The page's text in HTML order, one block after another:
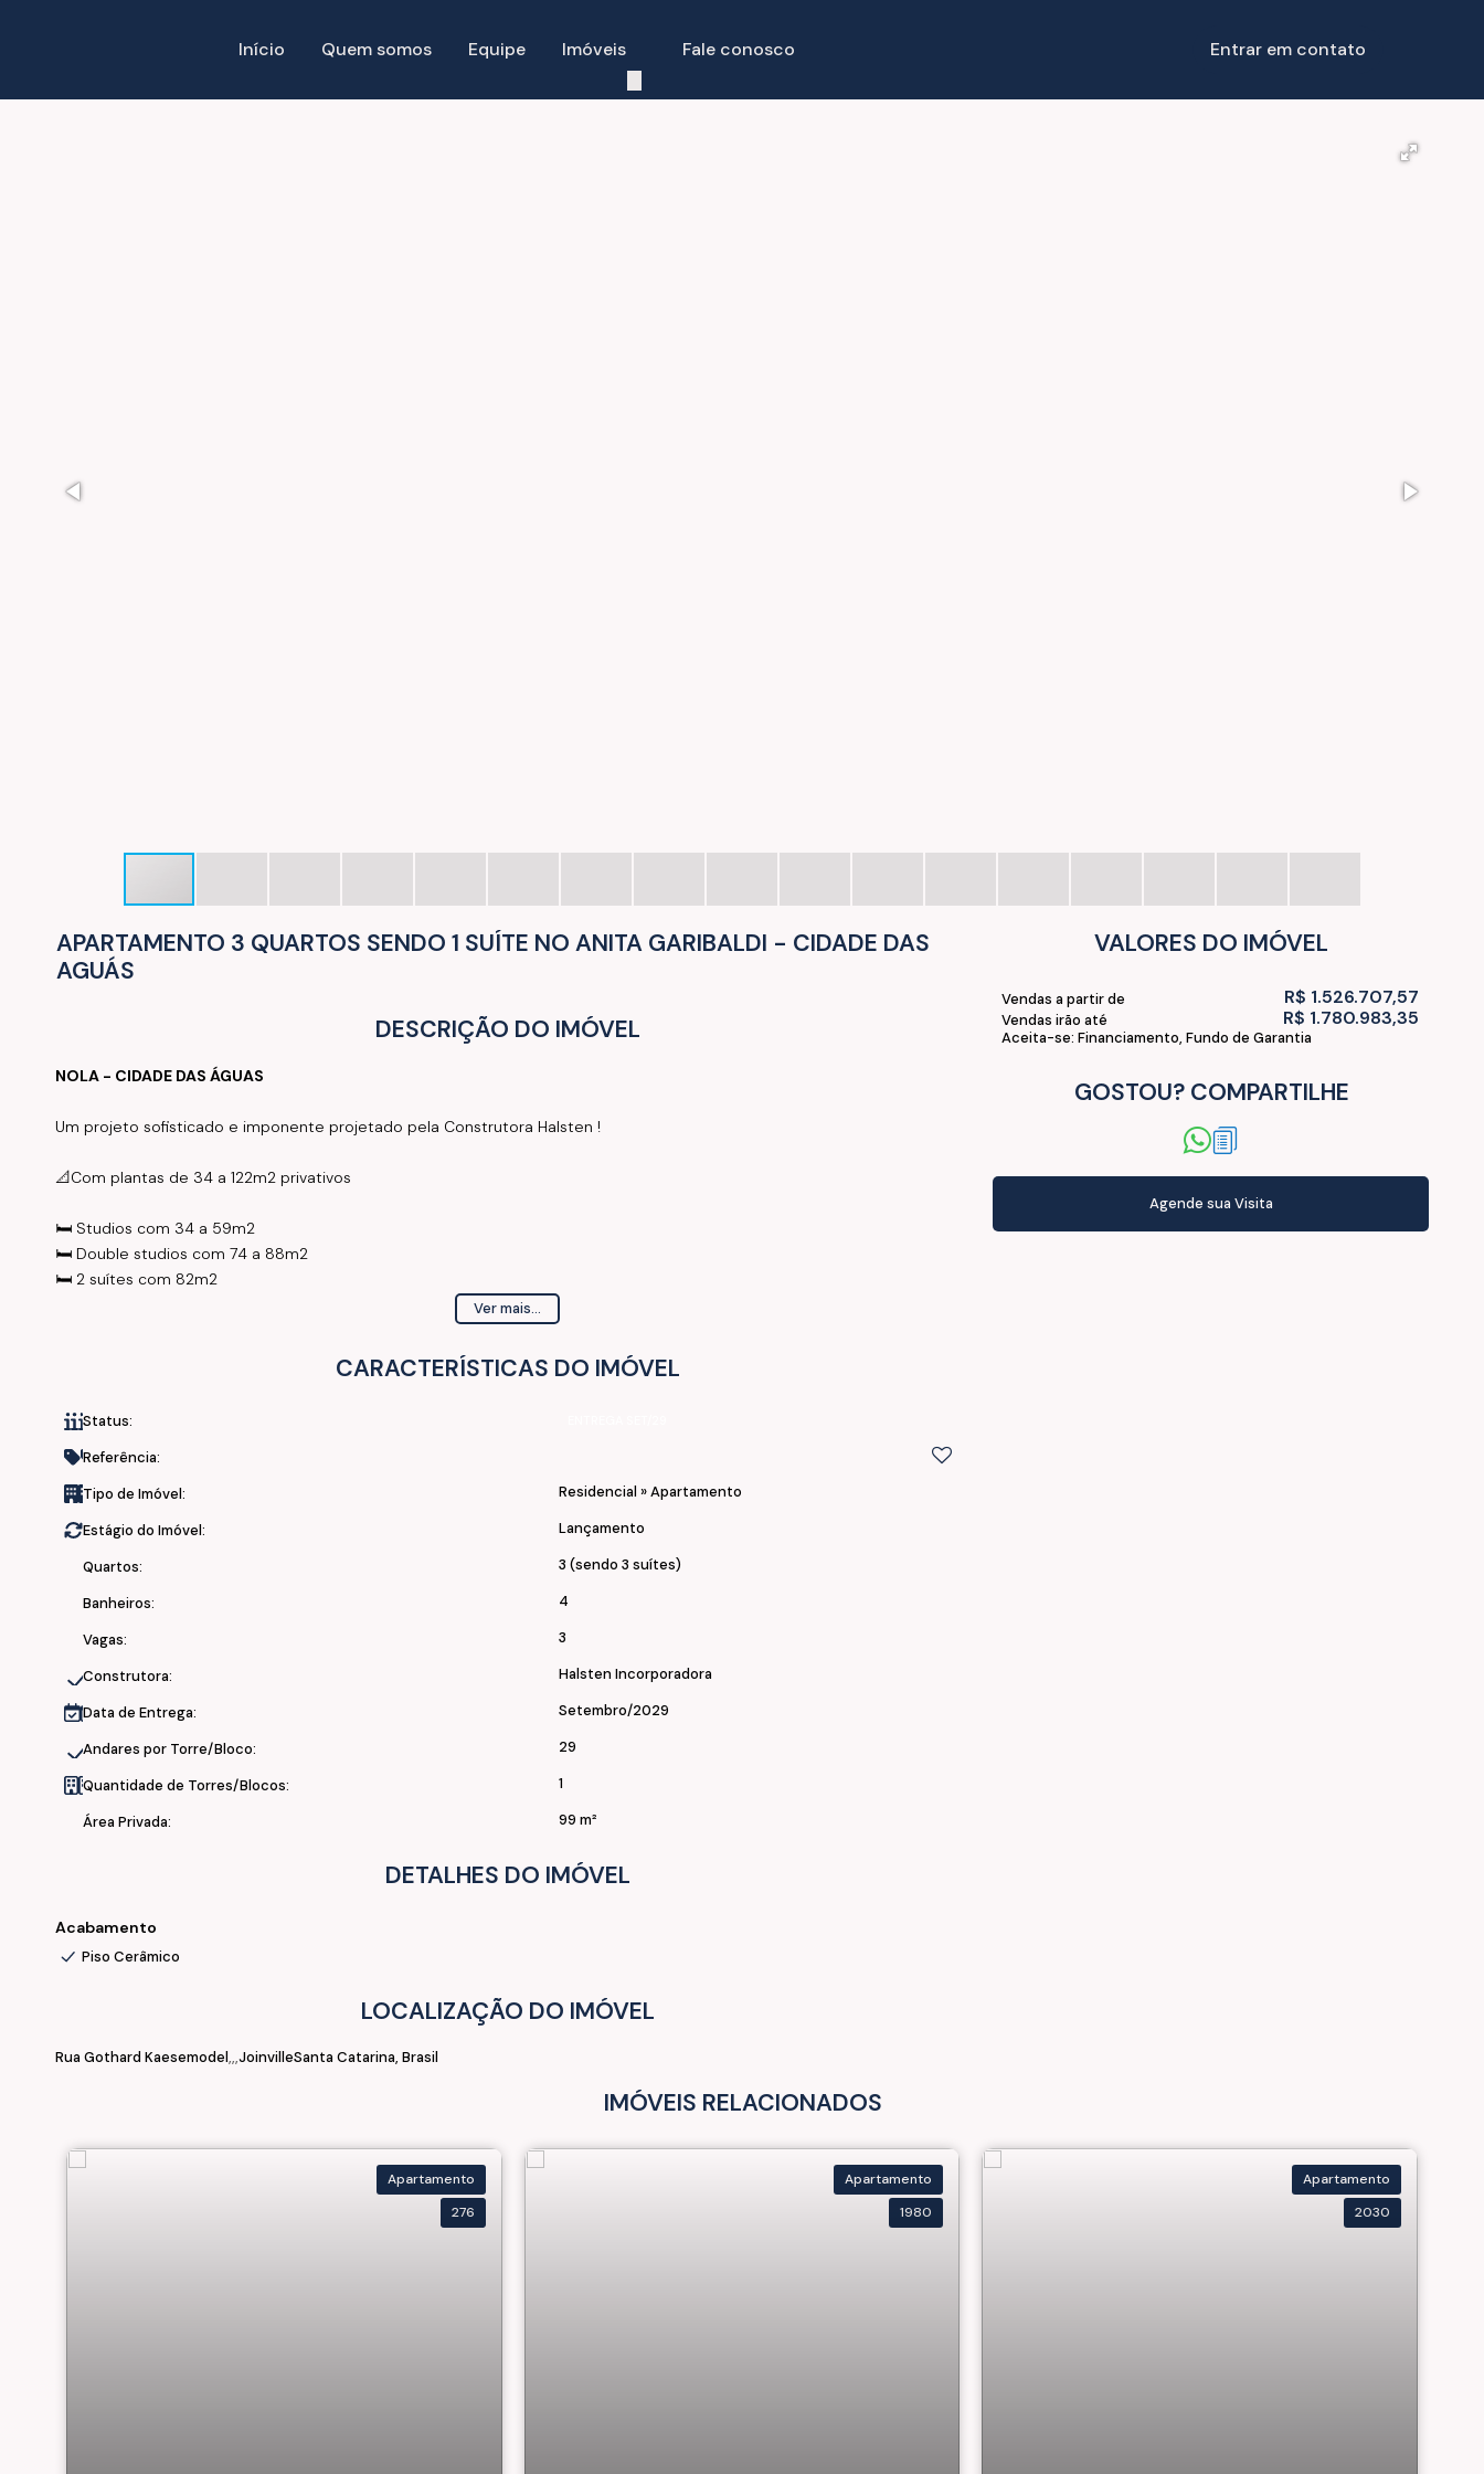
Entrar em contato
Fale conosco
Imóveis
Equipe
Quem somos
Início
APARTAMENTO 3 QUARTOS SENDO 1 SUÍTE NO ANITA GARIBALDI - CIDADE DAS
AGUÁS
DESCRIÇÃO DO IMÓVEL
NOLA - CIDADE DAS ÁGUAS
Um projeto sofisticado e imponente projetado pela Construtora Halsten !
📐Com plantas de 34 a 122m2 privativos
🛏️ Studios com 34 a 59m2
🛏️ Double studios com 74 a 88m2
🛏️ 2 suítes com 82m2
🏊‍♂️🌿🏐 Área de lazer completa com:
Salão Gourmet
- Salão de Festas Externo
- Piscina Externa
- Piscina Interna Aquecida
- Lounge
- Sala Gamer
- Playground
- Brinquedoteca
- Quadra de Beach Tênis
- Quiosque
- Passeio
Ver mais...
CARACTERÍSTICAS DO IMÓVEL
Status:
Referência:
Tipo de Imóvel:
Residencial »Apartamento
Estágio do Imóvel: Lançamento
Quartos: 3 (sendo 3 suítes)
Banheiros: 4
Vagas: 3
Construtora: Halsten Incorporadora
Data de Entrega: Setembro/2029
Andares por Torre/Bloco: 29
Quantidade de Torres/Blocos: 1
Área Privada: 99 m²
DETALHES DO IMÓVEL
Acabamento
Piso Cerâmico
LOCALIZAÇÃO DO IMÓVEL
Rua Gothard Kaesemodel JoinvilleSanta Catarina, Brasil
VALORES DO IMÓVEL
R$ 1.526.707,57
Vendas a partir de
R$ 1.780.983,35
Vendas irão até
Aceita-se: Financiamento, Fundo de Garantia
GOSTOU? COMPARTILHE
IMÓVEIS RELACIONADOS
Apartamento
276
Apartamento
1980
Apartamento
2030